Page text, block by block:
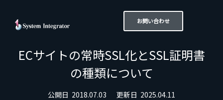
お問い合わせ
ECサイトの常時SSL化とSSL証明書
の種類について
公開日 2018.07.03 更新日 2025.04.11